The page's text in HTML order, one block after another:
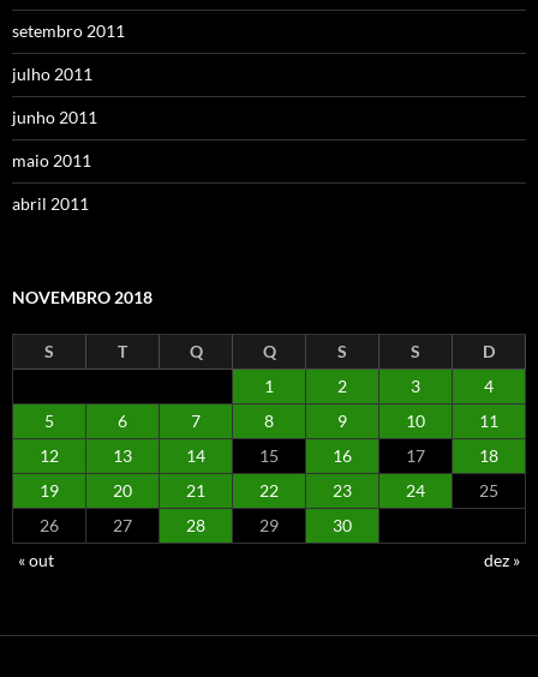
setembro 2011
julho 2011
junho 2011
maio 2011
abril 2011
NOVEMBRO 2018
S T Q Q S S
D
1
2 3
4
5
6 7 8 9 10
11
12
13 14 15 16 17
18
19
20 21 22 23 24
25
26
27 28 29
30
« out
dez »